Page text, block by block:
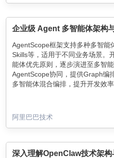
AgentScope框架支持多种多智能
Skills等，适用于不同业务场景。
能体优先原则，逐步演进至多智
AgentScope协同，提供Graph编
多智能体混合编排，提升开发效率
阿里巴巴技术
深入理解OpenClaw技术架构